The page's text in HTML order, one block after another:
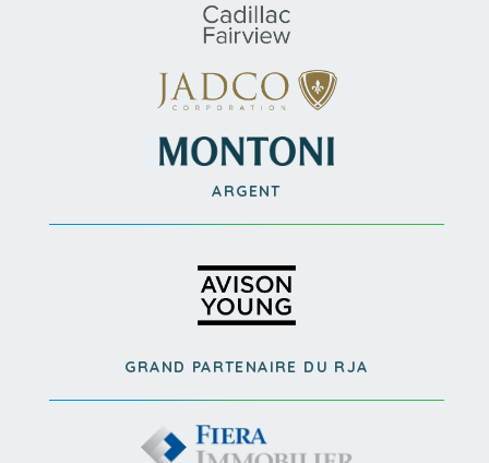
ARGENT
GRAND PARTENAIRE DU RJA